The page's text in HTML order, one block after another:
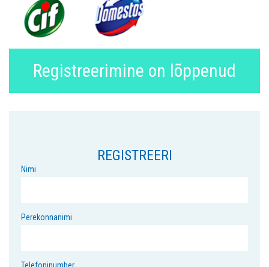
Registreerimine on lõppenud
REGISTREERI
Nimi
Perekonnanimi